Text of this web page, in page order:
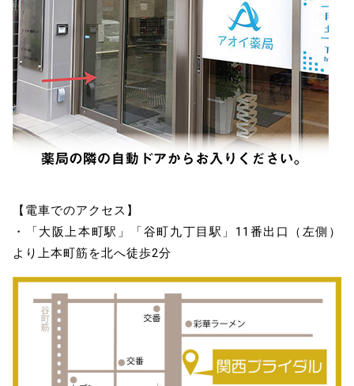
【電車でのアクセス】
・「大阪上本町駅」「谷町九丁目駅」11番出口（左側）
より上本町筋を北へ徒歩2分